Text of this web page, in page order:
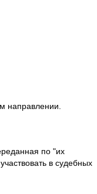
направлении.
по "их
в судебных